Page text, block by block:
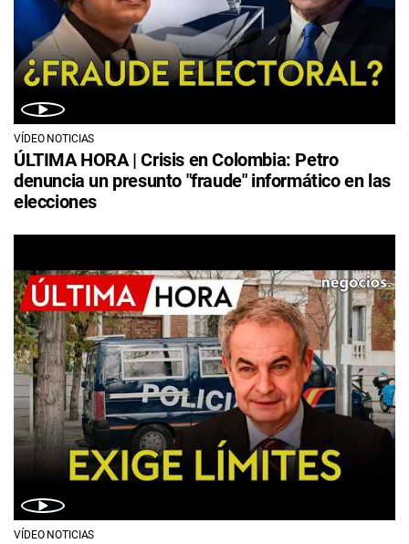
VÍDEO NOTICIAS
ÚLTIMA HORA | Crisis en Colombia: Petro
denuncia un presunto "fraude" informático en las
elecciones
VÍDEO NOTICIAS